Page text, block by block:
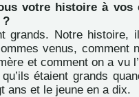
votre histoire à vos
?
grands. Notre histoire,
venus, comment
et comment on a vu
étaient grands
ans et le jeune en a dix.